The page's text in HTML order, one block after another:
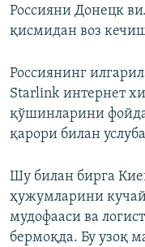
Россияни Донецк
қисмидан воз
Россиянинг
Starlink интернет
қўшинларини
қарори билан
Шу билан бирга
ҳужумларини
мудофааси ва
бермоқда. Бу узоқ